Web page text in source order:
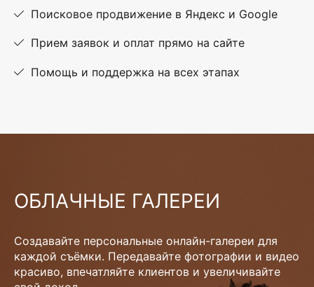
Поисковое продвижение в Яндекс и Google
Прием заявок и оплат прямо на сайте
Помощь и поддержка на всех этапах
ОБЛАЧНЫЕ ГАЛЕРЕИ
Создавайте персональные онлайн-галереи для
каждой съёмки. Передавайте фотографии и видео
красиво, впечатляйте клиентов и увеличивайте